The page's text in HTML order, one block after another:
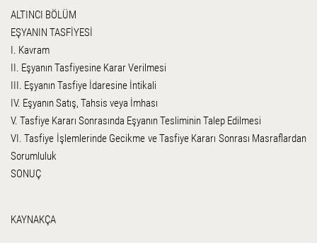
ALTINCI BÖLÜM
EŞYANIN TASFİYESİ
I. Kavram
II. Eşyanın Tasfiyesine Karar Verilmesi
III. Eşyanın Tasfiye İdaresine İntikali
IV. Eşyanın Satış, Tahsis veya İmhası
V. Tasfiye Kararı Sonrasında Eşyanın Tesliminin Talep Edilmesi
VI. Tasfiye İşlemlerinde Gecikme ve Tasfiye Kararı Sonrası Masraflardan
Sorumluluk
SONUÇ
KAYNAKÇA